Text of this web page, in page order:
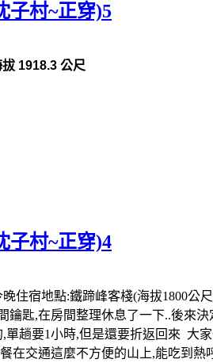
子村~正穿)5
拔 1918.3 公尺
子村~正穿)4
住宿地點:鐵蹄峰客棧(海拔1800公
鑰匙,在房間整理休息了一下..後來
趟要1小時,但是還要折返回來 大
在交通這麼不方便的山上,能吃到